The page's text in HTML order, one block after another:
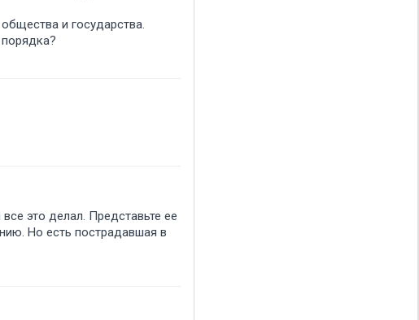
и государства.
порядка
это делал. Представьте ее
Но есть пострадавшая в